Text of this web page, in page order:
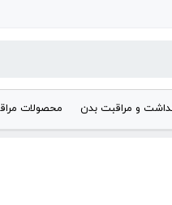
و مراقبت بدن محصولات